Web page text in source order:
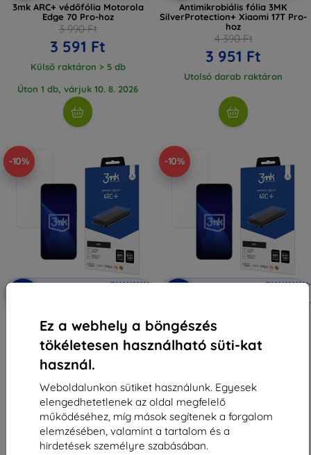
Ez a webhely a böngészés
tökéletesen használható süti-kat
használ.
Weboldalunkon sütiket használunk. Egyesek
elengedhetetlenek az oldal megfelelő
működéséhez, míg mások segítenek a forgalom
elemzésében, valamint a tartalom és a
hirdetések személyre szabásában.
3mk ARC+ védőfólia Motorola
Edge 70 Pro-hoz
3 990 Ft
3 591 Ft
Külső raktáron > 5 db
Úton 1 db, várjuk 10. 8. 2026
Antimikrobiális fólia 3MK
SilverProtection+ Xiaomi 17T Pro-
hoz
4 390 Ft
3 951 Ft
Utolsó darab raktáron
-10%
3MK ARC+ teljes képernyős
védőfólia Xiaomi 17T Pro-hoz
3 990 Ft
3 591 Ft
-10%
3MK ARC+ teljes képernyős
védőfólia Xiaomi 17T-hez
3 990 Ft